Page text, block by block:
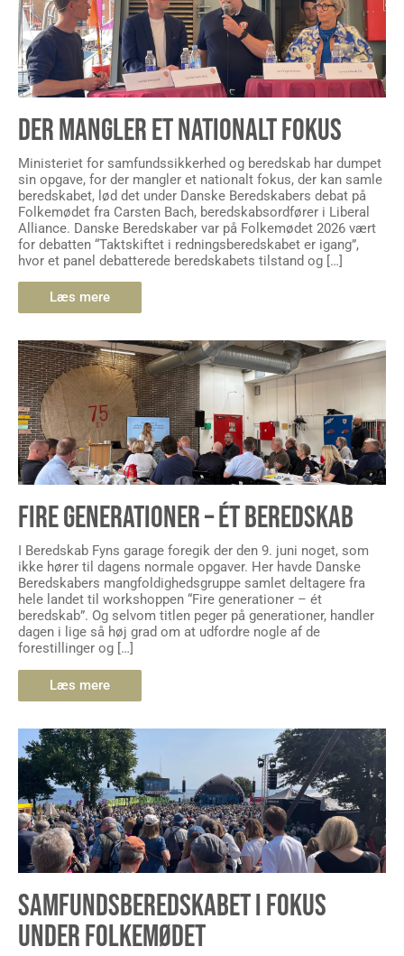
DER MANGLER ET NATIONALT FOKUS
Ministeriet for samfundssikkerhed og beredskab har dumpet
sin opgave, for der mangler et nationalt fokus, der kan samle
beredskabet, lød det under Danske Beredskabers debat på
Folkemødet fra Carsten Bach, beredskabsordfører i Liberal
Alliance. Danske Beredskaber var på Folkemødet 2026 vært
for debatten “Taktskiftet i redningsberedskabet er igang”,
hvor et panel debatterede beredskabets tilstand og […]
Læs mere
FIRE GENERATIONER – ÉT BEREDSKAB
I Beredskab Fyns garage foregik der den 9. juni noget, som
ikke hører til dagens normale opgaver. Her havde Danske
Beredskabers mangfoldighedsgruppe samlet deltagere fra
hele landet til workshoppen “Fire generationer – ét
beredskab”. Og selvom titlen peger på generationer, handler
dagen i lige så høj grad om at udfordre nogle af de
forestillinger og […]
Læs mere
SAMFUNDSBEREDSKABET I FOKUS
UNDER FOLKEMØDET